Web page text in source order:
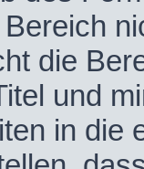
die
und
in die